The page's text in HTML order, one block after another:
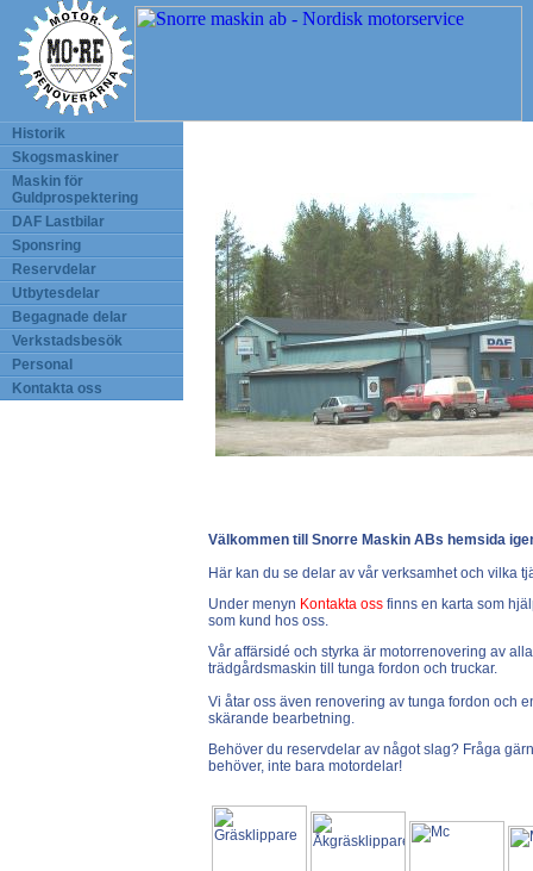
Historik
Skogsmaskiner
Maskin för
Guldprospektering
DAF Lastbilar
Sponsring
Reservdelar
Utbytesdelar
Begagnade delar
Verkstadsbesök
Personal
Kontakta oss
Välkommen till Snorre Maskin ABs hemsida
Här kan du se delar av vår verksamhet och vilka
Under menyn Kontakta oss finns en karta som
som kund hos oss.
Vår affärsidé och styrka är motorrenovering av
trädgårdsmaskin till tunga fordon och truckar.
Vi åtar oss även renovering av tunga fordon och
skärande bearbetning.
Behöver du reservdelar av något slag? Fråga
behöver, inte bara motordelar!